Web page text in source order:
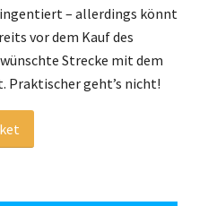
– allerdings könnt
vor dem Kauf des
Strecke mit dem
Praktischer geht’s nicht!